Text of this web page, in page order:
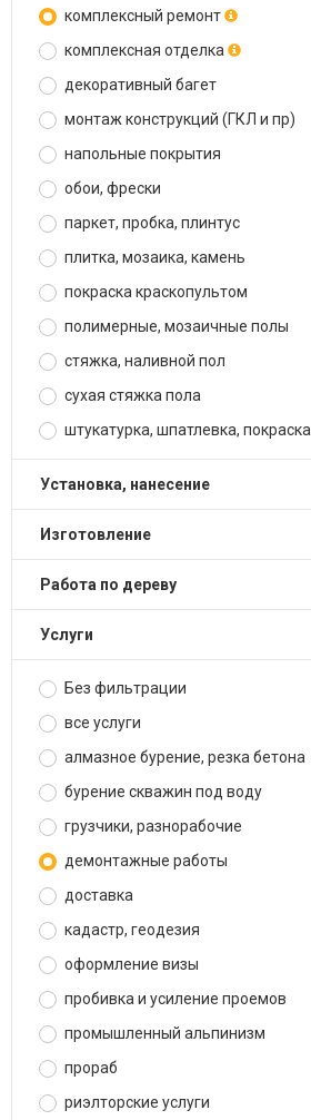
комплексный ремонт
комплексная отделка
декоративный багет
монтаж конструкций (ГКЛ и пр)
напольные покрытия
обои, фрески
паркет, пробка, плинтус
плитка, мозаика, камень
покраска краскопультом
полимерные, мозаичные полы
стяжка, наливной пол
сухая стяжка пола
штукатурка, шпатлевка, покраска
установка, нанесение
изготовление
работа по дереву
услуги
Без фильтрации
все услуги
алмазное бурение, резка бетона
бурение скважин под воду
грузчики, разнорабочие
демонтажные работы
доставка
кадастр, геодезия
оформление визы
пробивка и усиление проемов
промышленный альпинизм
прораб
риэлторские услуги